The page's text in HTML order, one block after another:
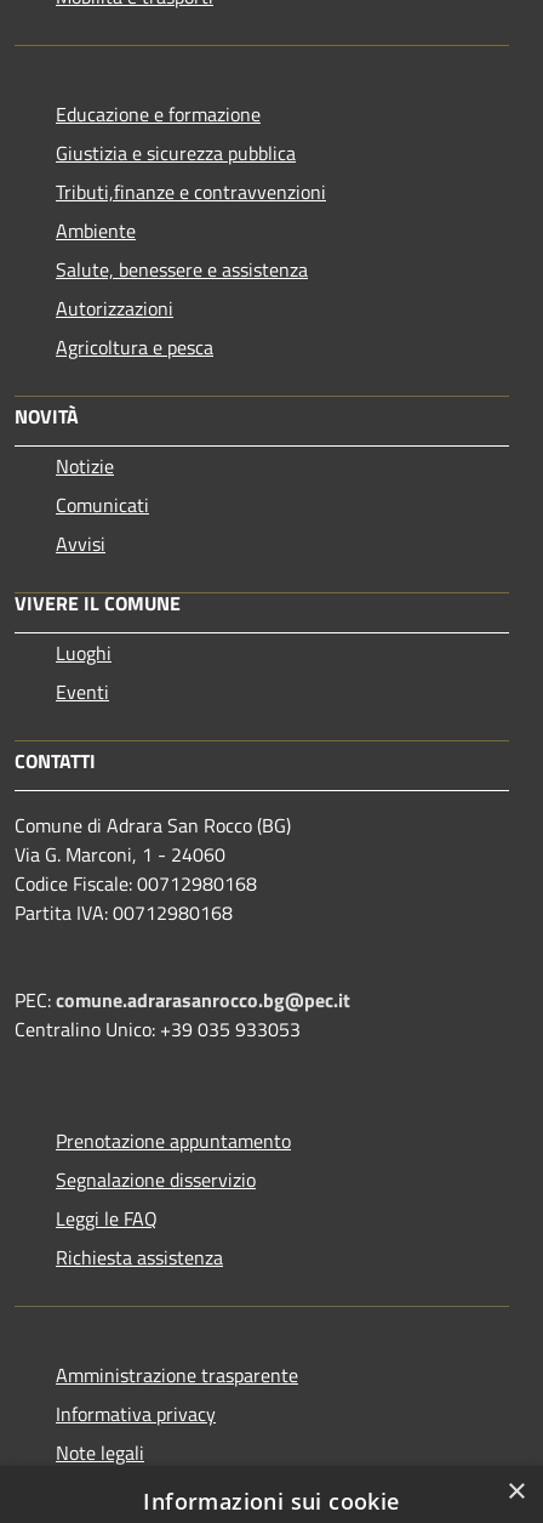
Educazione e formazione
Giustizia e sicurezza pubblica
Tributi,finanze e contravvenzioni
Ambiente
Salute, benessere e assistenza
Autorizzazioni
Agricoltura e pesca
NOVITÀ
Notizie
Comunicati
Avvisi
VIVERE IL COMUNE
Luoghi
Eventi
CONTATTI
Comune di Adrara San Rocco (BG)
Via G. Marconi, 1 - 24060
Codice Fiscale: 00712980168
Partita IVA: 00712980168
PEC:comune.adrarasanrocco.bg@pec.it
Centralino Unico: +39 035 933053
Prenotazione appuntamento
Segnalazione disservizio
Leggi le FAQ
Richiesta assistenza
Amministrazione trasparente
Informativa privacy
Note legali
Dichiarazione di accessibilità
×
Informazioni sui cookie